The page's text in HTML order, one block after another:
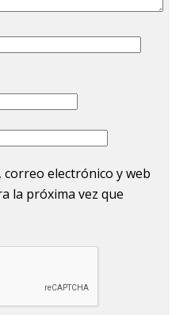
electrónico y web
la próxima vez que